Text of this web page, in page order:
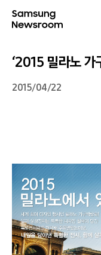
‘2015 밀라노 가
2015/04/22